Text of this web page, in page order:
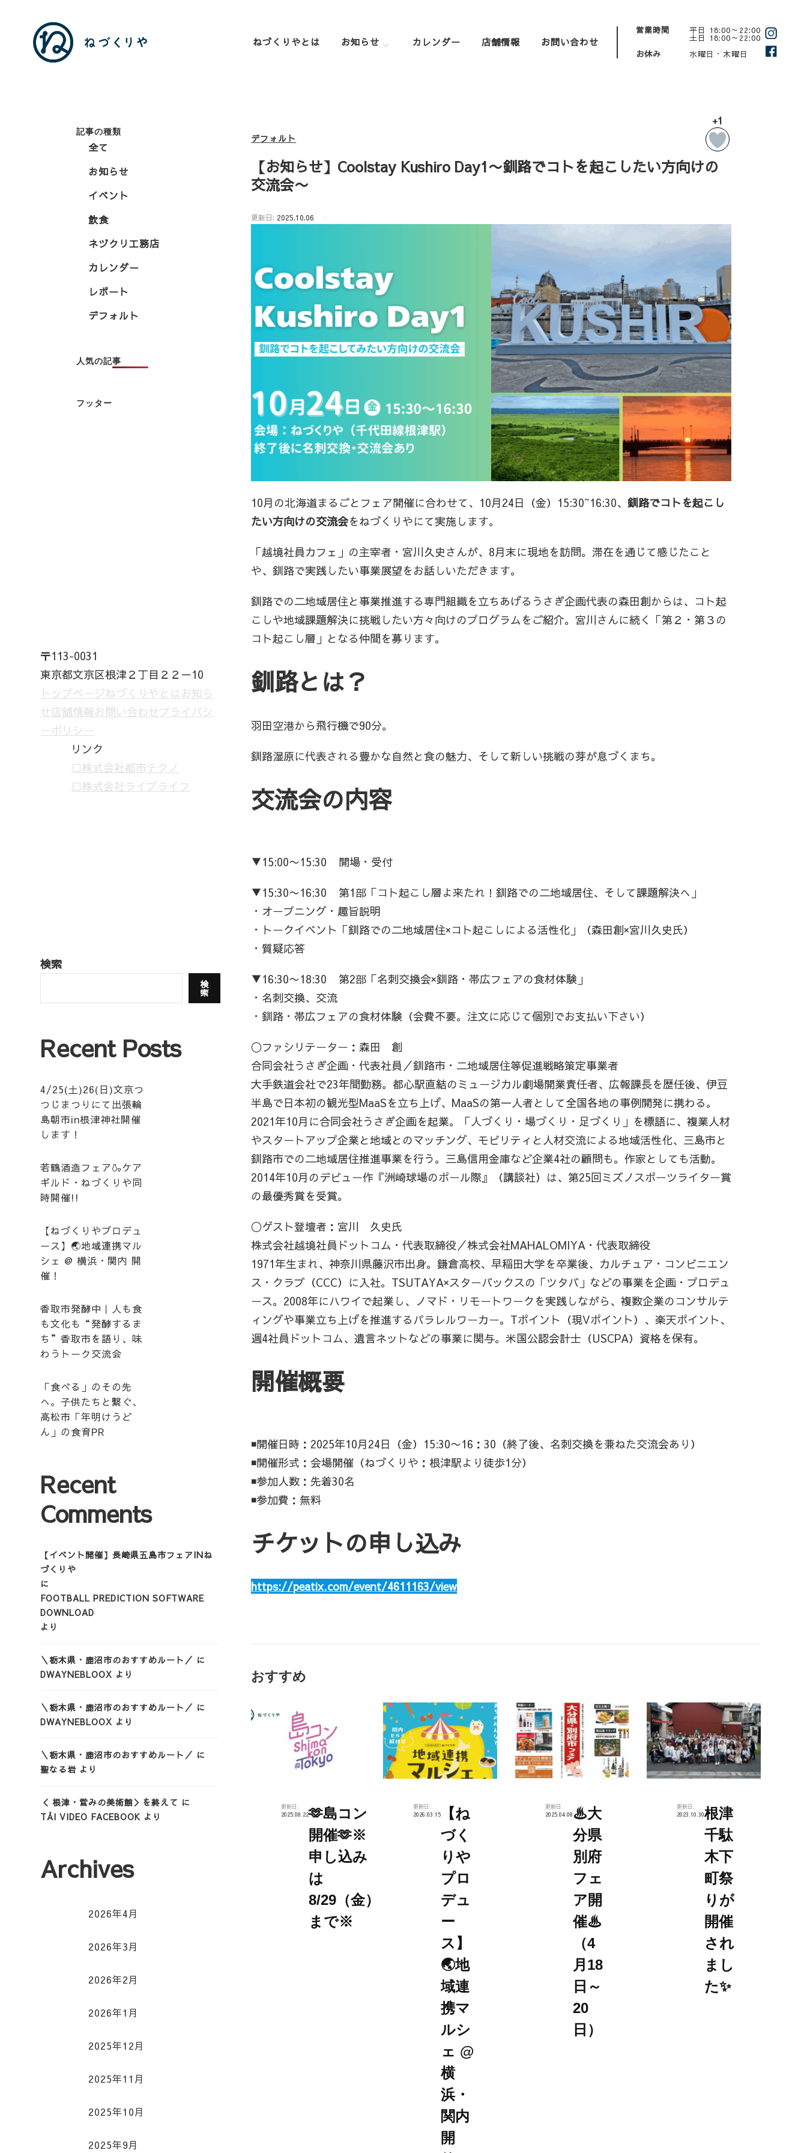
ねづくりやとは お知らせ カレンダー 店舗情報 お問い合わせ
営業時間 平日 18:00～22:00
土日 18:00～22:00
お休み
水曜日・木曜日
デフォルト
【お知らせ】Coolstay Kushiro Day1〜釧路でコトを起こしたい方向けの
交流会〜
更新日: 2025.10.06
+1
10月の北海道まるごとフェア開催に合わせて、10月24日（金）15:30~16:30、釧路でコトを起こし
たい方向けの交流会をねづくりやにて実施します。
「越境社員カフェ」の主宰者・宮川久史さんが、8月末に現地を訪問。滞在を通じて感じたこと
や、釧路で実践したい事業展望をお話しいただきます。
釧路での二地域居住と事業推進する専門組織を立ちあげるうさぎ企画代表の森田創からは、コト起
こしや地域課題解決に挑戦したい方々向けのプログラムをご紹介。宮川さんに続く「第２・第３の
コト起こし層」となる仲間を募ります。
釧路とは？
羽田空港から飛行機で90分。
釧路湿原に代表される豊かな自然と食の魅力、そして新しい挑戦の芽が息づくまち。
交流会の内容
▼15:00〜15:30 開場・受付
▼15:30〜16:30 第1部「コト起こし層よ来たれ！釧路での二地域居住、そして課題解決へ」
・オープニング・趣旨説明
・トークイベント「釧路での二地域居住×コト起こしによる活性化」（森田創×宮川久史氏）
・質疑応答
▼16:30〜18:30 第2部「名刺交換会×釧路・帯広フェアの食材体験」
・名刺交換、交流
・釧路・帯広フェアの食材体験（会費不要。注文に応じて個別でお支払い下さい）
◯ファシリテーター：森田 創
合同会社うさぎ企画・代表社員／釧路市・二地域居住等促進戦略策定事業者
大手鉄道会社で23年間勤務。都心駅直結のミュージカル劇場開業責任者、広報課長を歴任後、伊豆
半島で日本初の観光型MaaSを立ち上げ、MaaSの第一人者として全国各地の事例開発に携わる。
2021年10月に合同会社うさぎ企画を起業。「人づくり・場づくり・足づくり」を標語に、複業人材
やスタートアップ企業と地域とのマッチング、モビリティと人材交流による地域活性化、三島市と
釧路市での二地域居住推進事業を行う。三島信用金庫など企業4社の顧問も。作家としても活動。
2014年10月のデビュー作『洲崎球場のポール際』（講談社）は、第25回ミズノスポーツライター賞
の最優秀賞を受賞。
◯ゲスト登壇者：宮川 久史氏
株式会社越境社員ドットコム・代表取締役／株式会社MAHALOMIYA・代表取締役
1971年生まれ、神奈川県藤沢市出身。鎌倉高校、早稲田大学を卒業後、カルチュア・コンビニエン
ス・クラブ（CCC）に入社。TSUTAYA×スターバックスの「ツタバ」などの事業を企画・プロデュ
ース。2008年にハワイで起業し、ノマド・リモートワークを実践しながら、複数企業のコンサルテ
ィングや事業立ち上げを推進するパラレルワーカー。Tポイント（現Vポイント）、楽天ポイント、
週4社員ドットコム、遺言ネットなどの事業に関与。米国公認会計士（USCPA）資格を保有。
開催概要
◾️開催日時：2025年10月24日（金）15:30〜16：30（終了後、名刺交換を兼ねた交流会あり）
◾️開催形式：会場開催（ねづくりや：根津駅より徒歩1分）
◾️参加人数：先着30名
◾️参加費：無料
チケットの申し込み
https://peatix.com/event/4611163/view
おすすめ
更新日:
2025.08.22🫶島コン
開催🫶※
申し込み
は
8/29（金）
まで※
更新日:
2026.03.15【ね
づく
りや
プロ
デュ
ー
ス】
🌏地
域連
携マ
ルシ
ェ @
横
浜・
関内
開
更新日:
2025.04.08 ♨大
分県
別府
フェ
ア開
催♨
（4
月18
日～
20
日）
更新日:
2023.10.30根津
千駄
木下
町祭
りが
開催
され
まし
た✨
記事の種類
全て
お知らせ
イベント
飲食
ネヅクリ工務店
カレンダー
レポート
デフォルト
人気の記事
フッター
〒113-0031
東京都文京区根津２丁目２２－10
トップページねづくりやとはお知ら
せ店舗情報お問い合わせプライバシ
ーポリシー
リンク
□株式会社都市テクノ
□株式会社ライブライフ
検索
検
索
Recent Posts
4/25(土)26(日)文京つ
つじまつりにて出張輪
島朝市in根津神社開催
します！
若鶴酒造フェア🍶ケア
ギルド・ねづくりや同
時開催!!
【ねづくりやプロデュ
ース】🌏地域連携マル
シェ @ 横浜・関内 開
催！
香取市発酵中｜人も食
も文化も“発酵するま
ち”香取市を語り、味
わうトーク交流会
「食べる」のその先
へ。子供たちと繋ぐ、
高松市「年明けうど
ん」の食育PR
Recent
Comments
【イベント開催】長崎県五島市フェアINね
づくりや
に
FOOTBALL PREDICTION SOFTWARE
DOWNLOAD
より
＼栃木県・鹿沼市のおすすめルート／ に
DWAYNEBLOOX より
＼栃木県・鹿沼市のおすすめルート／ に
DWAYNEBLOOX より
＼栃木県・鹿沼市のおすすめルート／ に
聖なる岩 より
＜ 根津・営みの美術館＞を終えて に
TẢI VIDEO FACEBOOK より
Archives
2026年4月
2026年3月
2026年2月
2026年1月
2025年12月
2025年11月
2025年10月
2025年9月